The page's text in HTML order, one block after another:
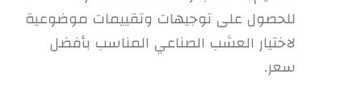
للحصول على توجيهات وتقييمات موضوعية
لاختيار العشب الصناعي المناسب بأفضل
سعر.